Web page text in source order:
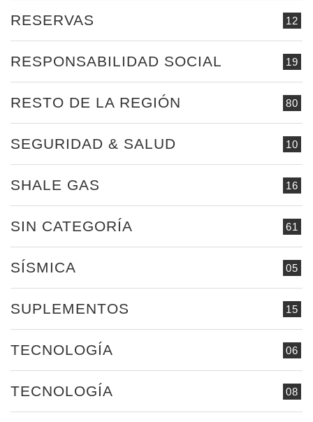
12
RESERVAS
19
RESPONSABILIDAD SOCIAL
80
RESTO DE LA REGIÓN
10
SEGURIDAD & SALUD
16
SHALE GAS
61
SIN CATEGORÍA
05
SÍSMICA
15
SUPLEMENTOS
06
TECNOLOGÍA
08
TECNOLOGÍA